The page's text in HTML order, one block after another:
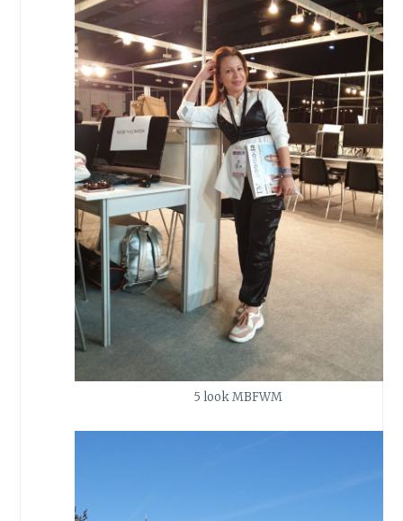
5 look MBFWM